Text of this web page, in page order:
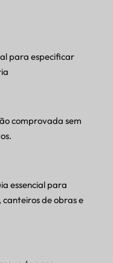
para especificar
comprovada sem
essencial para
de obras e